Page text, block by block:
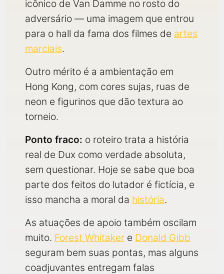
icônico de Van Damme no rosto do
adversário — uma imagem que entrou
para o hall da fama dos filmes de artes
marciais.
Outro mérito é a ambientação em
Hong Kong, com cores sujas, ruas de
neon e figurinos que dão textura ao
torneio.
Ponto fraco: o roteiro trata a história
real de Dux como verdade absoluta,
sem questionar. Hoje se sabe que boa
parte dos feitos do lutador é fictícia, e
isso mancha a moral da história.
As atuações de apoio também oscilam
muito. Forest Whitaker e Donald Gibb
seguram bem suas pontas, mas alguns
coadjuvantes entregam falas